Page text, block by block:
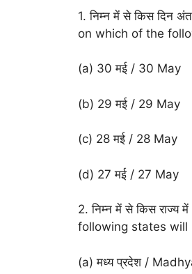
1. निम्न में से किस दिन
on which of the
(a) 30 मई / 30 May
(b) 29 मई / 29 May
(c) 28 मई / 28 May
(d) 27 मई / 27 May
2. निम्न में से किस राज्य
following states will
(a) मध्य प्रदेश /